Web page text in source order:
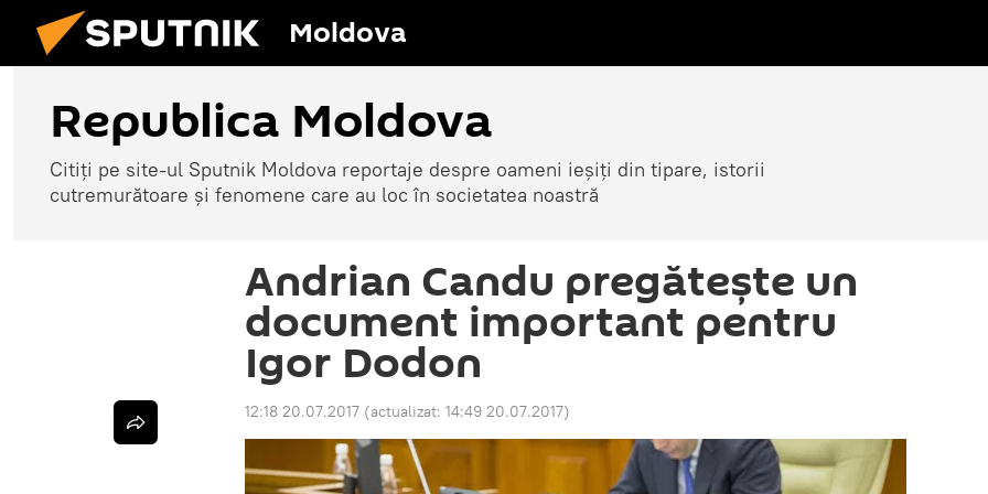
Moldova
Republica Moldova
Citiți pe site-ul Sputnik Moldova reportaje despre oameni ieșiți din tipare, istorii
cutremurătoare și fenomene care au loc în societatea noastră
Andrian Candu pregătește un
document important pentru
Igor Dodon
12:18 20.07.2017 (actualizat: 14:49 20.07.2017)